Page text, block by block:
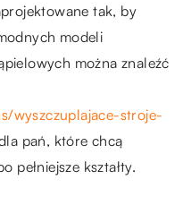
tak, by
modeli
można znaleźć
wyszczuplajace-stroje-
pań, które chcą
pełniejsze kształty.